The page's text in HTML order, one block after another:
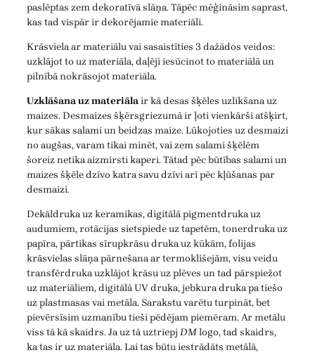
paslēptas zem dekoratīvā slāņa. Tāpēc mēģināsim saprast,
kas tad vispār ir dekorējamie materiāli.
Krāsviela ar materiālu vai sasaistīties 3 dažādos veidos:
uzklājot to uz materiāla, daļēji iesūcinot to materiālā un
pilnībā nokrāsojot materiāla.
Uzklāšana uz materiālair kā desas šķēles uzlikšana uz
maizes. Desmaizes šķērsgriezumā ir ļoti vienkārši atšķirt,
kur sākas salami un beidzas maize. Lūkojoties uz desmaizi
no augšas, varam tikai minēt, vai zem salami šķēlēm
šoreiz netika aizmirsti kaperi. Tātad pēc būtības salami un
maizes šķēle dzīvo katra savu dzīvi arī pēc kļūšanas par
desmaizi.
Dekāldruka uz keramikas, digitālā pigmentdruka uz
audumiem, rotācijas sietspiede uz tapetēm, tonerdruka uz
papīra, pārtikas sīrupkrāsu druka uz kūkām, folijas
krāsvielas slāņa pārnešana ar termoklišejām, visu veidu
transfērdruka uzklājot krāsu uz plēves un tad pārspiežot
uz materiāliem, digitālā UV druka, jebkura druka pa tiešo
uz plastmasas vai metāla. Sarakstu varētu turpināt, bet
pievērsīsim uzmanību tieši pēdējam piemēram. Ar metālu
viss tā kā skaidrs. Ja uz tā uztriepj DMlogo, tad skaidrs,
ka tas ir uz materiāla. Lai tas būtu iestrādāts metālā,